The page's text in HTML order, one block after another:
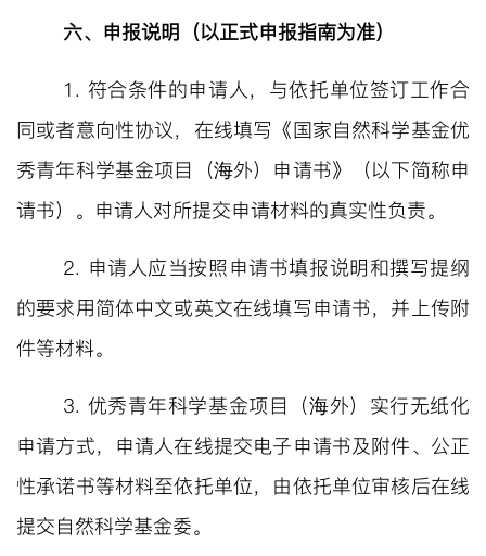
六、申报说明 （以正式申报指南为准）
1. 符合条件的申请人，与依托单位签订工作合
同或者意向性协议，在线填写《国家自然科学基金优
秀青年科学基金项目（海外）申请书》（以下简称申
请书）。申请人对所提交申请材料的真实性负责。
2. 申请人应当按照申请书填报说明和撰写提纲
的要求用简体中文或英文在线填写申请书，并上传附
件等材料。
3. 优秀青年科学基金项目（海外）实行无纸化
申请方式，申请人在线提交电子申请书及附件、公正
性承诺书等材料至依托单位，由依托单位审核后在线
提交自然科学基金委。